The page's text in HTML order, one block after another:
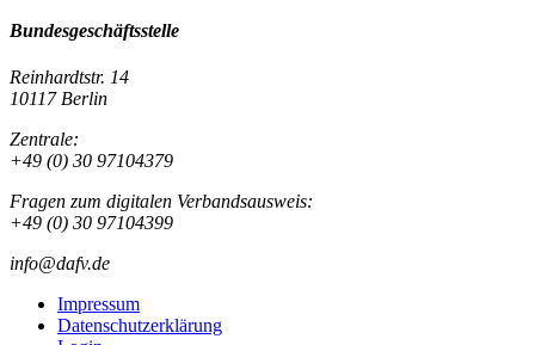
Bundesgeschäftsstelle
Reinhardtstr. 14
10117 Berlin
Zentrale:
+49 (0) 30 97104379
Fragen zum digitalen Verbandsausweis:
+49 (0) 30 97104399
info@dafv.de
Impressum
Datenschutzerklärung